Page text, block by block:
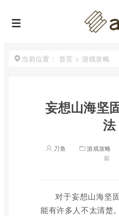
当前位置： 首页 > 游戏攻略
妄想山海坚
法
刀鱼 游戏攻略
前
对于妄想山海坚
能有许多人不太清楚